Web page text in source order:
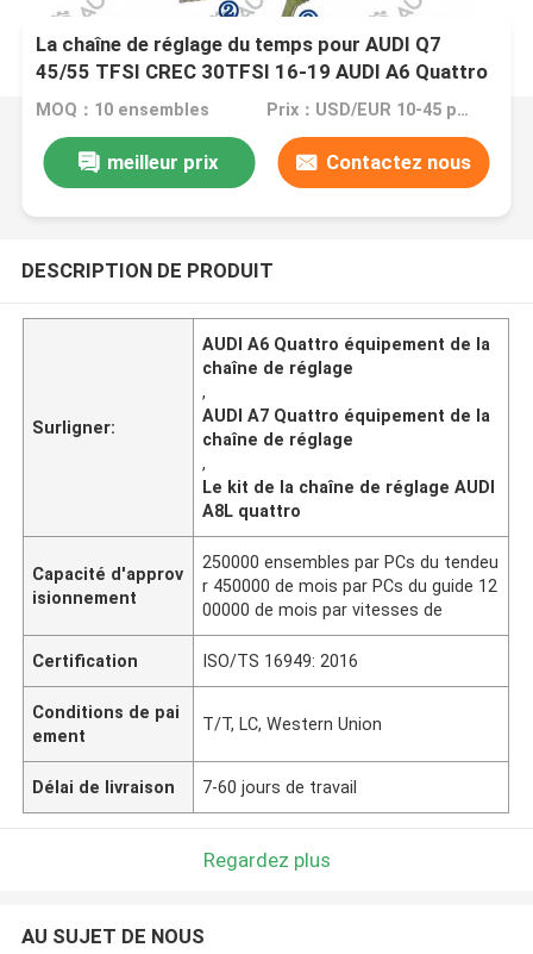
La chaîne de réglage du temps pour AUDI Q7
45/55 TFSI CREC 30TFSI 16-19 AUDI A6 Quattro
CTDB 3.0TFSI 17-18 AUDI A7 Quattro CREC
3.0TFSI 15- AUDI S5 CTDA 3.0TFSI 16-
MOQ：10 ensembles Prix：USD/EUR 10-45 per set
meilleur prix Contactez nous
DESCRIPTION DE PRODUIT
Surligner:
AUDI A6 Quattro équipement de la
chaîne de réglage
,
AUDI A7 Quattro équipement de la
chaîne de réglage
,
Le kit de la chaîne de réglage AUDI
A8L quattro
Capacité d'approv
isionnement
250000 ensembles par PCs du tendeu
r 450000 de mois par PCs du guide 12
00000 de mois par vitesses de
Certification ISO/TS 16949: 2016
Conditions de pai
ement
T/T, LC, Western Union
Délai de livraison 7-60 jours de travail
Regardez plus
AU SUJET DE NOUS